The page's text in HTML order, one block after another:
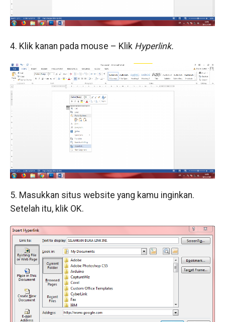
4. Klik kanan pada mouse – Klik Hyperlink.
5. Masukkan situs website yang kamu inginkan.
Setelah itu, klik OK.